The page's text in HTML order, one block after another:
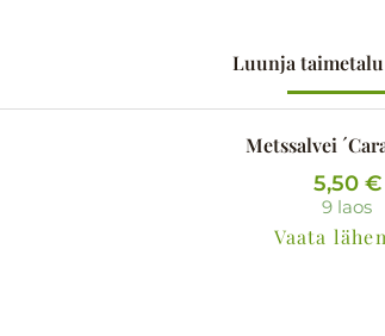
Luunja
Metssalvei
5,50 €
9 laos
Vaata